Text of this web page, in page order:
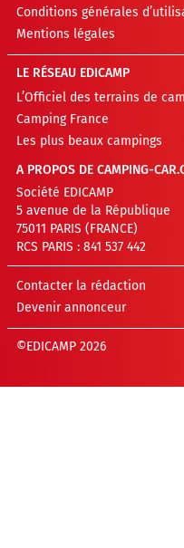
Conditions générales
Mentions légales
LE RÉSEAU EDICAMP
L’Officiel des terrains de
Camping France
Les plus beaux campings
A PROPOS DE CAMPING-
Société EDICAMP
5 avenue de la République
75011 PARIS (FRANCE)
RCS PARIS : 841 537 442
Contacter la rédaction
Devenir annonceur
©EDICAMP 2026